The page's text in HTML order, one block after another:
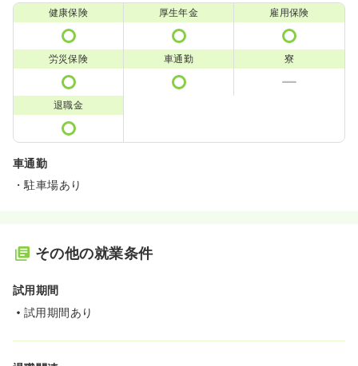
健康保険 厚生年金 雇用保険
労災保険 車通勤 寮
退職金
車通勤
・駐車場あり
その他の就業条件
試用期間
試用期間あり